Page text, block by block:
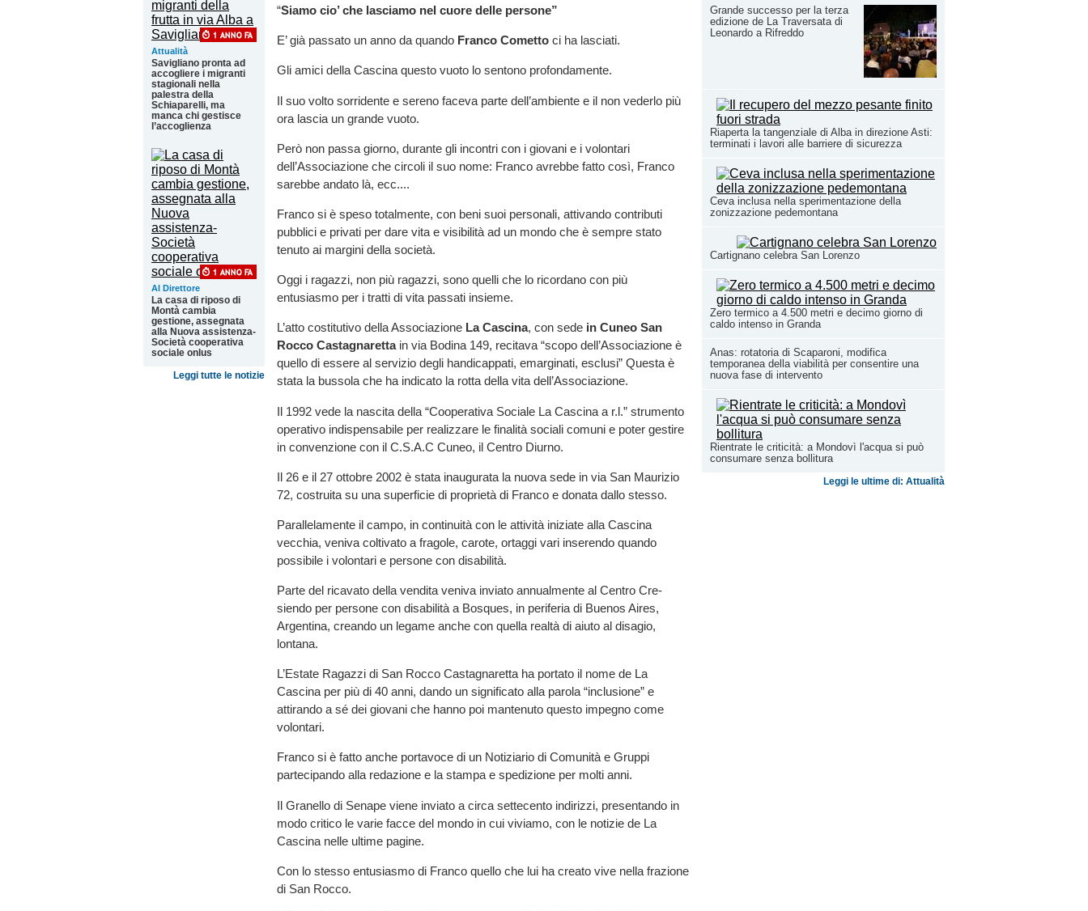
Grande successo per la terza
edizione de La Traversata di
Leonardo a Rifreddo
Riaperta la tangenziale di Alba in direzione Asti:
terminati i lavori alle barriere di sicurezza
Ceva inclusa nella sperimentazione della
zonizzazione pedemontana
Cartignano celebra San Lorenzo
Zero termico a 4.500 metri e decimo giorno di
caldo intenso in Granda
Anas: rotatoria di Scaparoni, modifica
temporanea della viabilità per consentire una
nuova fase di intervento
Rientrate le criticità: a Mondovì l'acqua si può
consumare senza bollitura
Leggi le ultime di: Attualità
Attualità
Savigliano pronta ad
accogliere i migranti
stagionali nella
palestra della
Schiaparelli, ma
manca chi gestisce
l’accoglienza
Al Direttore
La casa di riposo di
Montà cambia
gestione, assegnata
alla Nuova assistenza-
Società cooperativa
sociale onlus
Leggi tutte le notizie
“Siamo cio’ che lasciamo nel cuore delle persone”
E’ già passato un anno da quando Franco Cometto ci ha lasciati.
Gli amici della Cascina questo vuoto lo sentono profondamente.
Il suo volto sorridente e sereno faceva parte dell’ambiente e il non vederlo più
ora lascia un grande vuoto.
Però non passa giorno, durante gli incontri con i giovani e i volontari
dell’Associazione che circoli il suo nome: Franco avrebbe fatto così, Franco
sarebbe andato là, ecc....
Franco si è speso totalmente, con beni suoi personali, attivando contributi
pubblici e privati per dare vita e visibilità ad un mondo che è sempre stato
tenuto ai margini della società.
Oggi i ragazzi, non più ragazzi, sono quelli che lo ricordano con più
entusiasmo per i tratti di vita passati insieme.
L’atto costitutivo della Associazione La Cascina, con sede in Cuneo San
Rocco Castagnaretta in via Bodina 149, recitava “scopo dell’Associazione è
quello di essere al servizio degli handicappati, emarginati, esclusi” Questa è
stata la bussola che ha indicato la rotta della vita dell’Associazione.
Il 1992 vede la nascita della “Cooperativa Sociale La Cascina a r.l.” strumento
operativo indispensabile per realizzare le finalità sociali comuni e poter gestire
in convenzione con il C.S.A.C Cuneo, il Centro Diurno.
Il 26 e il 27 ottobre 2002 è stata inaugurata la nuova sede in via San Maurizio
72, costruita su una superficie di proprietà di Franco e donata dallo stesso.
Parallelamente il campo, in continuità con le attività iniziate alla Cascina
vecchia, veniva coltivato a fragole, carote, ortaggi vari inserendo quando
possibile i volontari e persone con disabilità.
Parte del ricavato della vendita veniva inviato annualmente al Centro Cre-
siendo per persone con disabilità a Bosques, in periferia di Buenos Aires,
Argentina, creando un legame anche con quella realtà di aiuto al disagio,
lontana.
L’Estate Ragazzi di San Rocco Castagnaretta ha portato il nome de La
Cascina per più di 40 anni, dando un significato alla parola “inclusione” e
attirando a sé dei giovani che hanno poi mantenuto questo impegno come
volontari.
Franco si è fatto anche portavoce di un Notiziario di Comunità e Gruppi
partecipando alla redazione e la stampa e spedizione per molti anni.
Il Granello di Senape viene inviato a circa settecento indirizzi, presentando in
modo critico le varie facce del mondo in cui viviamo, con le notizie de La
Cascina nelle ultime pagine.
Con lo stesso entusiasmo di Franco quello che lui ha creato vive nella frazione
di San Rocco.